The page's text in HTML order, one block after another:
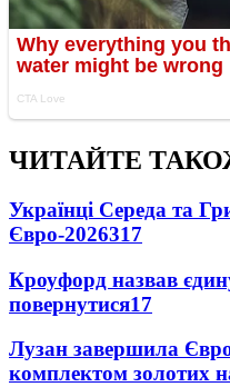
ЧИТАЙТЕ
Українці Середа та
Євро-2026317
Кроуфорд назвав
повернутися17
Лузан завершила
комплектом золотих